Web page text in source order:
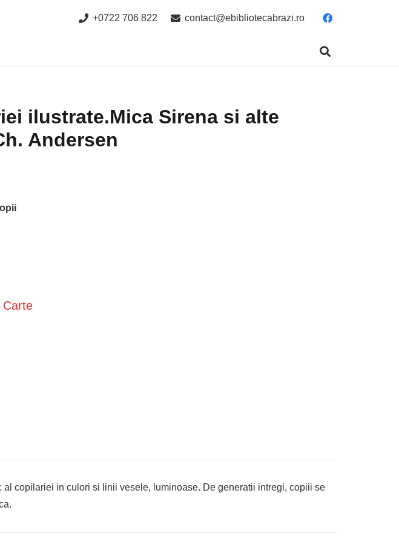
+0722 706 822 contact@ebibliotecabrazi.ro
ilustrate.Mica Sirena si alte
Andersen
Carte
copilariei in culori si linii vesele, luminoase. De generatii intregi, copiii se